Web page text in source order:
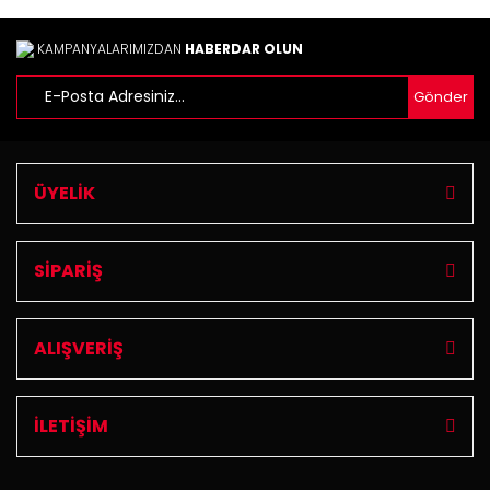
KAMPANYALARIMIZDAN HABERDAR OLUN
Gönder
ÜYELİK
SİPARİŞ
ALIŞVERİŞ
İLETİŞİM